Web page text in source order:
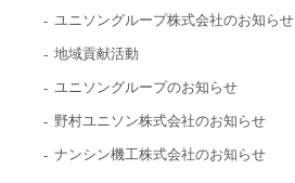
ユニソングループ株式会社のお知らせ
地域貢献活動
ユニソングループのお知らせ
野村ユニソン株式会社のお知らせ
ナンシン機工株式会社のお知らせ